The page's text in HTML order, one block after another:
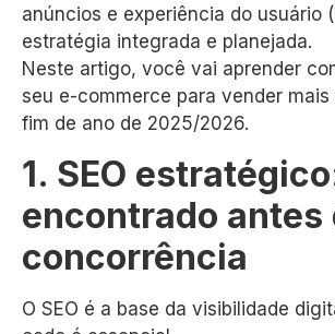
anúncios e experiência do usuário
estratégia integrada e planejada.
Neste artigo, você vai aprender
seu e-commerce para vender mais
fim de ano de 2025/2026.
1. SEO
encontrado antes
concorrência
O SEO é a base da visibilidade